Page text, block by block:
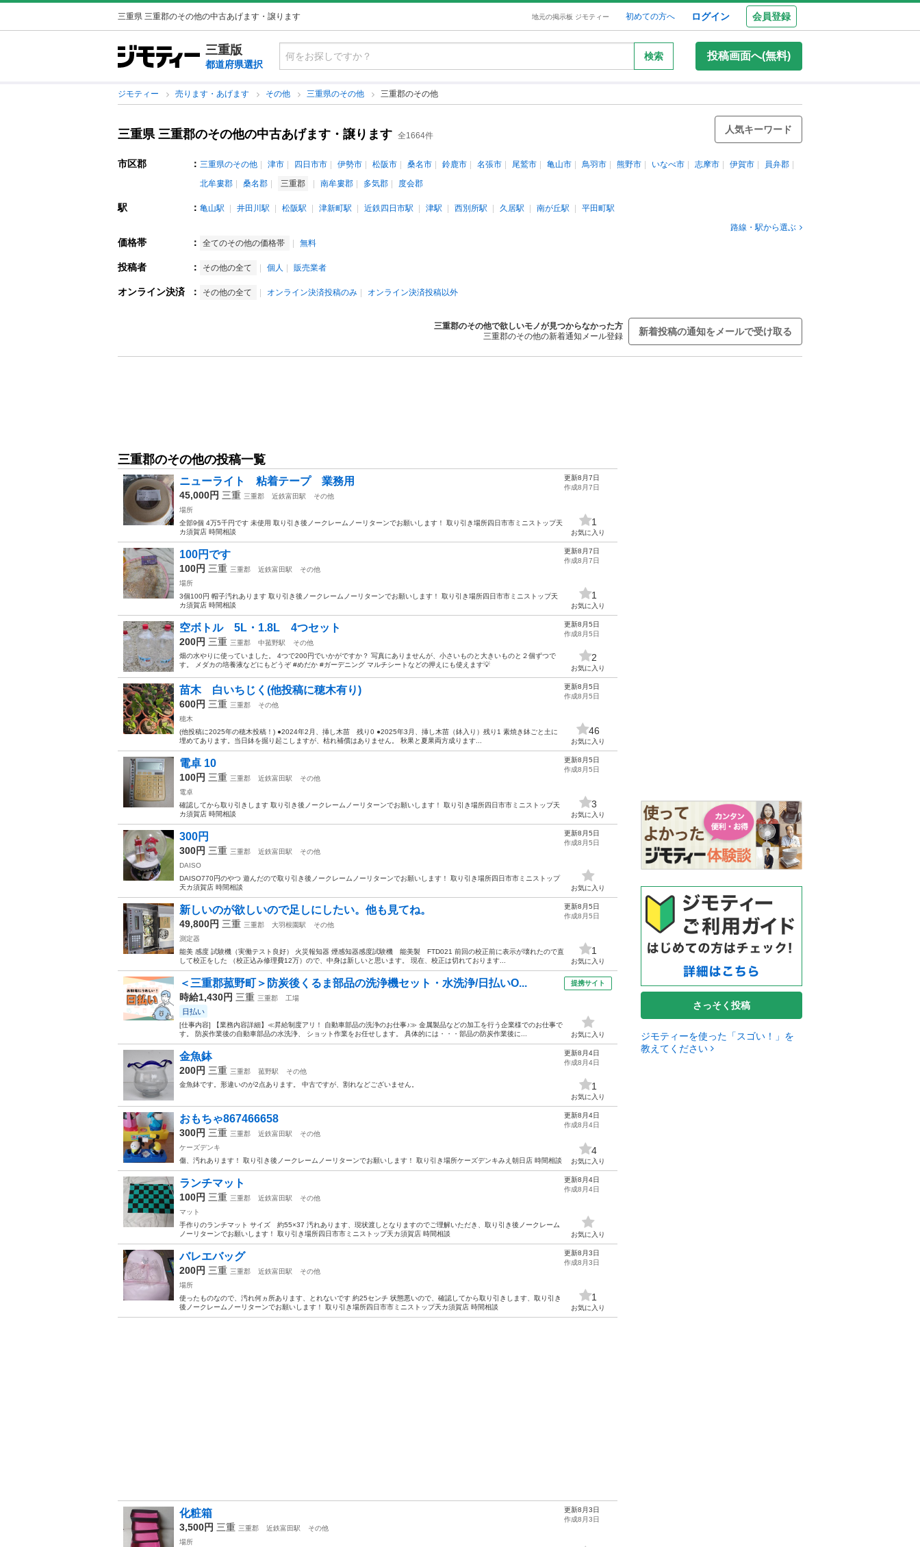
三重県 三重郡のその他の中古あげます・譲ります 地元の掲示板 ジモティー 初めての方へ ログイン 会員登録
三重版
都道府県選択
検索 投稿画面へ(無料)
ジモティー 売ります・あげます その他 三重県のその他 三重郡のその他
三重県 三重郡のその他の中古あげます・譲ります 全1664件
人気キーワード
市区郡 ： 三重県のその他 津市 四日市市 伊勢市 松阪市 桑名市 鈴鹿市 名張市 尾鷲市 亀山市 鳥羽市 熊野市 いなべ市 志摩市 伊賀市
員弁郡
北牟婁郡
桑名郡 三重郡 南牟婁郡 多気郡 度会郡
駅 ： 亀山駅 井田川駅 松阪駅 津新町駅 近鉄四日市駅 津駅 西別所駅 久居駅 南が丘駅
平田町駅
路線・駅から選ぶ
価格帯 ： 全てのその他の価格帯 無料
投稿者 ： その他の全て 個人 販売業者
オンライン決済 ： その他の全て オンライン決済投稿のみ オンライン決済投稿以外
三重郡のその他で欲しいモノが見つからなかった方
三重郡のその他の新着通知メール登録
新着投稿の通知をメールで受け取る
三重郡のその他の投稿一覧
ニューライト 粘着テープ 業務用
45,000円 三重 三重郡 近鉄富田駅
その他
場所
全部9個 4万5千円です 未使用 取り引き後ノークレームノーリターンでお願いします！ 取り引き場所四日市市ミニストップ天
カ須賀店 時間相談
更新8月7日
作成8月7日
1
お気に入り
100円です
100円 三重 三重郡 近鉄富田駅
その他
場所
3個100円 帽子汚れあります 取り引き後ノークレームノーリターンでお願いします！ 取り引き場所四日市市ミニストップ天
カ須賀店 時間相談
更新8月7日
作成8月7日
1
お気に入り
空ボトル 5L・1.8L 4つセット
200円 三重 三重郡 中菰野駅
その他
畑の水やりに使っていました。 4つで200円でいかがですか？ 写真にありませんが、小さいものと大きいものと２個ずつで
す。 メダカの培養液などにもどうぞ #めだか #ガーデニング マルチシートなどの押えにも使えます💡
更新8月5日
作成8月5日
2
お気に入り
苗木 白いちじく(他投稿に穂木有り)
600円 三重 三重郡
その他
穂木
(他投稿に2025年の穂木投稿！) ●2024年2月、挿し木苗 残り0 ●2025年3月、挿し木苗（鉢入り）残り1 素焼き鉢ごと土に
埋めてあります。当日鉢を掘り起こしますが、枯れ補償はありません。 秋果と夏果両方成ります...
更新8月5日
作成8月5日
46
お気に入り
電卓 10
100円 三重 三重郡 近鉄富田駅
その他
電卓
確認してから取り引きします 取り引き後ノークレームノーリターンでお願いします！ 取り引き場所四日市市ミニストップ天
カ須賀店 時間相談
更新8月5日
作成8月5日
3
お気に入り
300円
300円 三重 三重郡 近鉄富田駅
その他
DAISO
DAISO770円のやつ 遊んだので取り引き後ノークレームノーリターンでお願いします！ 取り引き場所四日市市ミニストップ
天カ須賀店 時間相談
更新8月5日
作成8月5日
お気に入り
新しいのが欲しいので足しにしたい。他も見てね。
49,800円 三重 三重郡 大羽根園駅
その他
測定器
能美 感度 試験機（実働テスト良好） 火災報知器 煙感知器感度試験機 能美製 FTD021 前回の校正前に表示が壊れたので直
して校正をした （校正込み修理費12万）ので、中身は新しいと思います。 現在、校正は切れております...
更新8月5日
作成8月5日
1
お気に入り
＜三重郡菰野町＞防炭後くるま部品の洗浄機セット・水洗浄/日払いO...
時給1,430円 三重 三重郡 工場
日払い
[仕事内容] 【業務内容詳細】≪昇給制度アリ！ 自動車部品の洗浄のお仕事♪≫ 金属製品などの加工を行う企業様でのお仕事で
す。 防炭作業後の自動車部品の水洗浄、 ショット作業をお任せします。 具体的には・・・部品の防炭作業後に...
提携サイト
お気に入り
金魚鉢
200円 三重 三重郡 菰野駅
その他
金魚鉢です。形違いのが2点あります。 中古ですが、割れなどございません。
更新8月4日
作成8月4日
1
お気に入り
おもちゃ867466658
300円 三重 三重郡 近鉄富田駅
その他
ケーズデンキ
傷、汚れあります！ 取り引き後ノークレームノーリターンでお願いします！ 取り引き場所ケーズデンキみえ朝日店 時間相談
更新8月4日
作成8月4日
4
お気に入り
ランチマット
100円 三重 三重郡 近鉄富田駅
その他
マット
手作りのランチマット サイズ 約55×37 汚れあります、現状渡しとなりますのでご理解いただき、取り引き後ノークレーム
ノーリターンでお願いします！ 取り引き場所四日市市ミニストップ天カ須賀店 時間相談
更新8月4日
作成8月4日
お気に入り
バレエバッグ
200円 三重 三重郡 近鉄富田駅
その他
場所
使ったものなので、汚れ何ヵ所あります、とれないです 約25センチ 状態悪いので、確認してから取り引きします、取り引き
後ノークレームノーリターンでお願いします！ 取り引き場所四日市市ミニストップ天カ須賀店 時間相談
更新8月3日
作成8月3日
1
お気に入り
化粧箱
3,500円 三重 三重郡 近鉄富田駅
その他
場所
更新8月3日
作成8月3日
さっそく投稿
ジモティーを使った「スゴい！」を
教えてください